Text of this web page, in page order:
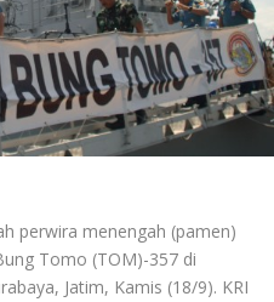
perwira menengah (pamen)
Tomo (TOM)-357 di
Jatim, Kamis (18/9). KRI